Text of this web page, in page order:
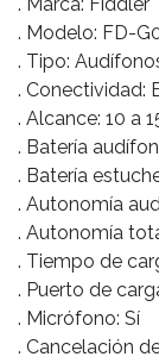
. Marca: Fiddler
. Modelo: FD-
. Tipo:
. Conectividad:
. Alcance: 10 a
. Batería
. Batería
. Autonomía
. Autonomía
. Tiempo de
. Puerto de
. Micrófono: Sí
. Cancelación